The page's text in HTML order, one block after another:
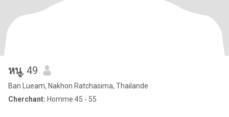
หนู, 49
Ban Lueam, Nakhon Ratchasima, Thailande
Cherchant: Homme 45 - 55